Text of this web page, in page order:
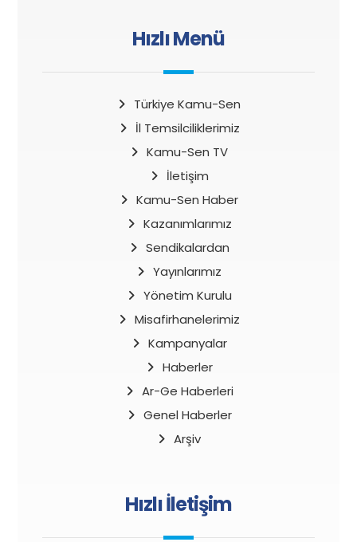
Hızlı Menü
Türkiye Kamu-Sen
İl Temsilciliklerimiz
Kamu-Sen TV
İletişim
Kamu-Sen Haber
Kazanımlarımız
Sendikalardan
Yayınlarımız
Yönetim Kurulu
Misafirhanelerimiz
Kampanyalar
Haberler
Ar-Ge Haberleri
Genel Haberler
Arşiv
Hızlı İletişim